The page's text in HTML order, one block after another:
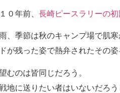
０年前、 長崎ピースラリーの初
、季節は秋のキャンプ場で肌寒
が残った姿で熱弁されたその姿
むのは皆同じだろう。
地に送りたい者はいないだろ